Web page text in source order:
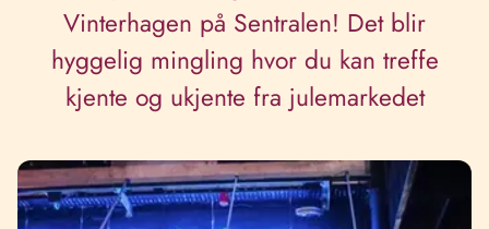
Vinterhagen på Sentralen! Det blir
hyggelig mingling hvor du kan treffe
kjente og ukjente fra julemarkedet